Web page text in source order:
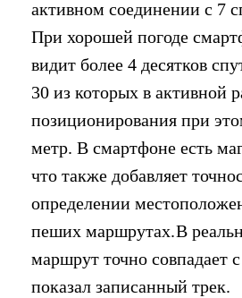
активном соединении с 7
При хорошей погоде
видит более 4 десятков
30 из которых в активной
позиционирования при
метр. В смартфоне есть
что также добавляет
определении
пеших маршрутах.В
маршрут точно совпадает
показал записанный трек.